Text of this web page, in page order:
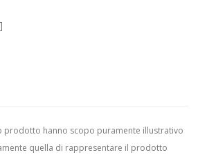
prodotto hanno scopo puramente illustrativo
quella di rappresentare il prodotto